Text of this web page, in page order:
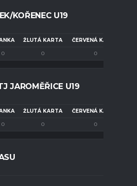
KOŘENEC U19
ŽLUTÁ KARTA ČERVENÁ KARTA
0 0 0
JAROMĚŘICE U19
ŽLUTÁ KARTA ČERVENÁ KARTA
0 0 0